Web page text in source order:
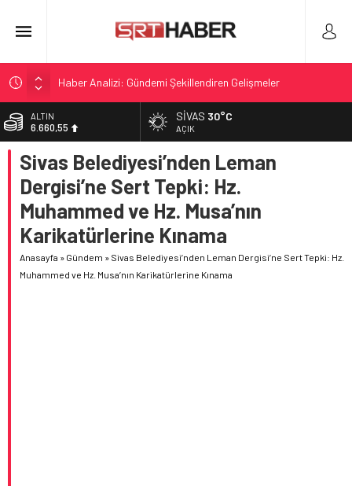
Haber Analizi: Gündemi Şekillendiren Gelişmeler
Infantino’ya ilişkin eski UEFA dönemi iddiaları yeniden
gündemde
Infantino’nun Geçmişi ve FIFA Krizi: Yeni İddialar
Eskien Doğrultusunda Sivasspor Yeni Sezona Hazırlıkta
Terörsüz Türkiye İçin Önemli Adımlar Atıldı
ALTIN
6.660,55
BİST
13.779,39
DOLAR
47,7111
EURO
55,1881
SIVAS 30°C
AÇIK
Sivas Belediyesi’nden Leman
Dergisi’ne Sert Tepki: Hz.
Muhammed ve Hz. Musa’nın
Karikatürlerine Kınama
Anasayfa » Gündem » Sivas Belediyesi’nden Leman Dergisi’ne Sert Tepki: Hz.
Muhammed ve Hz. Musa’nın Karikatürlerine Kınama